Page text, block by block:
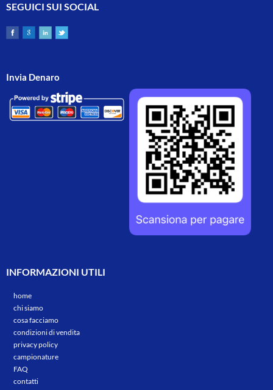
SEGUICI SUI SOCIAL
Invia Denaro
INFORMAZIONI UTILI
home
chi siamo
cosa facciamo
condizioni di vendita
privacy policy
campionature
FAQ
contatti